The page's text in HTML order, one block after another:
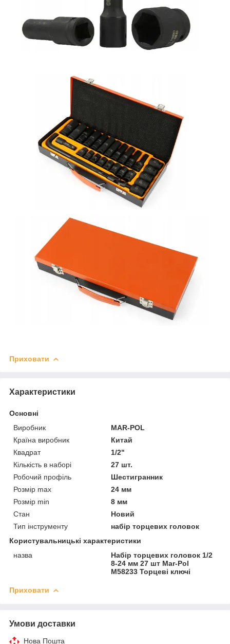
Приховати
Характеристики
Основні
Виробник
MAR-POL
Країна виробник
Китай
Квадрат
1/2"
Кількість в наборі
27 шт.
Робочий профіль
Шестигранник
Розмір max
24 мм
Розмір min
8 мм
Стан
Новий
Тип інструменту
набір торцевих головок
Користувальницькі характеристики
назва
Набір торцевих головок 1/2
8-24 мм 27 шт Mar-Pol
M58233 Торцеві ключі
Приховати
Умови доставки
Нова Пошта